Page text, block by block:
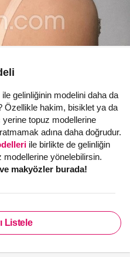
gelinliğinin modelini daha da
Özellikle hakim, bisiklet ya da
yerine topuz modellerine
adına daha doğrudur.
ile birlikte de gelinliğin
modellerine yönelebilirsin.
makyözler burada!
Listele